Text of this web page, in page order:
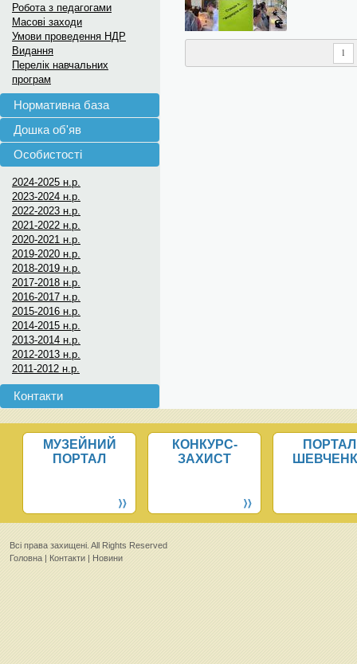
Робота з педагогами
Масові заходи
Умови проведення НДР
Видання
Перелік навчальних
програм
Нормативна база
Дошка об'яв
Особистості
2024-2025 н.р.
2023-2024 н.р.
2022-2023 н.р.
2021-2022 н.р.
2020-2021 н.р.
2019-2020 н.р.
2018-2019 н.р.
2017-2018 н.р.
2016-2017 н.р.
2015-2016 н.р.
2014-2015 н.р.
2013-2014 н.р.
2012-2013 н.р.
2011-2012 н.р.
Контакти
1
МУЗЕЙНИЙ
ПОРТАЛ
КОНКУРС-
ЗАХИСТ
ПОРТАЛ
Всi права захищенi. All Rights Reserved
Головна | Контакти | Новини